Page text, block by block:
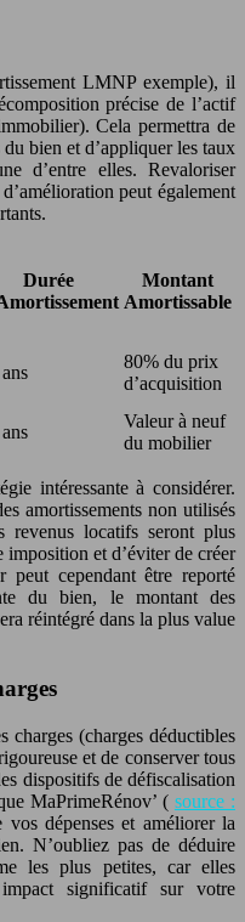
LMNP exemple), il
précise de l’actif
Cela permettra de
bien et d’appliquer les taux
d’entre elles. Revaloriser
peut également
Durée
Montant
Amortissable
80% du prix
d’acquisition
Valeur à neuf
du mobilier
intéressante à considérer.
amortissements non utilisés
revenus locatifs seront plus
et d’éviter de créer
cependant être reporté
du bien, le montant des
réintégré dans la plus value
(charges déductibles
et de conserver tous
dispositifs de défiscalisation
MaPrimeRénov’ ( source :
dépenses et améliorer la
N’oubliez pas de déduire
les plus petites, car elles
significatif sur votre